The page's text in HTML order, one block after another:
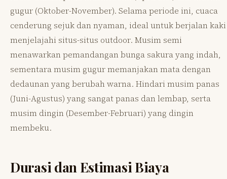
gugur (Oktober-November). Selama periode ini, cuaca
cenderung sejuk dan nyaman, ideal untuk berjalan kaki
menjelajahi situs-situs outdoor. Musim semi
menawarkan pemandangan bunga sakura yang indah,
sementara musim gugur memanjakan mata dengan
dedaunan yang berubah warna. Hindari musim panas
(Juni-Agustus) yang sangat panas dan lembap, serta
musim dingin (Desember-Februari) yang dingin
membeku.
Durasi dan Estimasi Biaya